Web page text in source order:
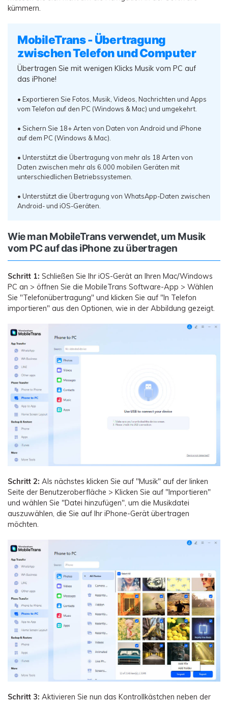
kümmern.
MobileTrans - Übertragung
zwischen Telefon und Computer
Übertragen Sie mit wenigen Klicks Musik vom PC auf
das iPhone!
• Exportieren Sie Fotos, Musik, Videos, Nachrichten und Apps
vom Telefon auf den PC (Windows & Mac) und umgekehrt.
• Sichern Sie 18+ Arten von Daten von Android und iPhone
auf dem PC (Windows & Mac).
• Unterstützt die Übertragung von mehr als 18 Arten von
Daten zwischen mehr als 6.000 mobilen Geräten mit
unterschiedlichen Betriebssystemen.
• Unterstützt die Übertragung von WhatsApp-Daten zwischen
Android- und iOS-Geräten.
Wie man MobileTrans verwendet, um Musik
vom PC auf das iPhone zu übertragen
Schritt 1: Schließen Sie Ihr iOS-Gerät an Ihren Mac/Windows
PC an > öffnen Sie die MobileTrans Software-App > Wählen
Sie "Telefonübertragung" und klicken Sie auf "In Telefon
importieren" aus den Optionen, wie in der Abbildung gezeigt.
Schritt 2: Als nächstes klicken Sie auf "Musik" auf der linken
Seite der Benutzeroberfläche > Klicken Sie auf "Importieren"
und wählen Sie "Datei hinzufügen", um die Musikdatei
auszuwählen, die Sie auf Ihr iPhone-Gerät übertragen
möchten.
Schritt 3: Aktivieren Sie nun das Kontrollkästchen neben der